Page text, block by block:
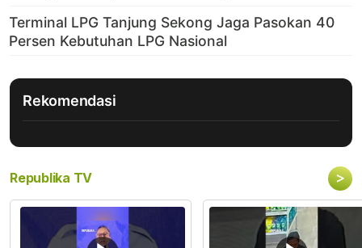
Rekomendasi
Republika TV >